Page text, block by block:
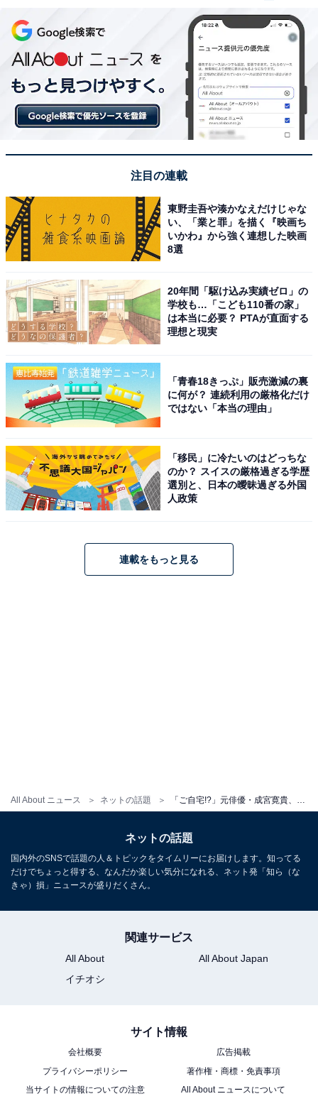
All About ニュース ネットの話題 「ご自宅!?」元俳優・成宮寛貴、“ファミリー”とのオフ感あふれる食事ショット！ 「なんてオシャレな」
注目の連載
東野圭吾や湊かなえだけじゃな
い、「業と罪」を描く『映画ち
いかわ』から強く連想した映画
8選
20年間「駆け込み実績ゼロ」の
学校も…「こども110番の家」
は本当に必要？ PTAが直面する
理想と現実
「青春18きっぷ」販売激減の裏
に何が？ 連続利用の厳格化だけ
ではない「本当の理由」
「移民」に冷たいのはどっちな
のか？ スイスの厳格過ぎる学歴
選別と、日本の曖昧過ぎる外国
人政策
連載をもっと見る
ネットの話題
国内外のSNSで話題の人＆トピックをタイムリーにお届けします。知ってる
だけでちょっと得する、なんだか楽しい気分になれる、ネット発「知ら（な
きゃ）損」ニュースが盛りだくさん。
関連サービス
All About
All About Japan
イチオシ
サイト情報
会社概要
広告掲載
プライバシーポリシー
著作権・商標・免責事項
当サイトの情報についての注意
All About ニュースについて